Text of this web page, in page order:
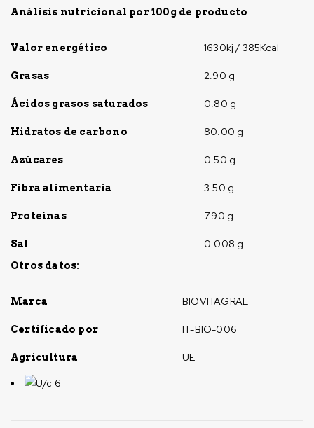
Análisis nutricional por 100g de producto
Valor energético 1630kj / 385Kcal
Grasas 2.90 g
Ácidos grasos saturados 0.80 g
Hidratos de carbono 80.00 g
Azúcares 0.50 g
Fibra alimentaria 3.50 g
Proteínas 7.90 g
Sal 0.008 g
Otros datos:
Marca BIOVITAGRAL
Certificado por IT-BIO-006
Agricultura UE
U/c 6